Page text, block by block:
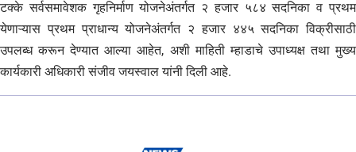
टक्के सर्वसमावेशक गृहनिर्माण योजनेअंतर्गत २ हजार ५८४ सदनिका व प्रथम
येणाऱ्यास प्रथम प्राधान्य योजनेअंतर्गत २ हजार ४४५ सदनिका विक्रीसाठी
उपलब्ध करून देण्यात आल्या आहेत, अशी माहिती म्हाडाचे उपाध्यक्ष तथा मुख्य
कार्यकारी अधिकारी संजीव जयस्वाल यांनी दिली आहे.